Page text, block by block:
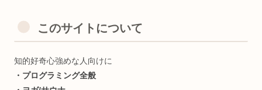
このサイトについて